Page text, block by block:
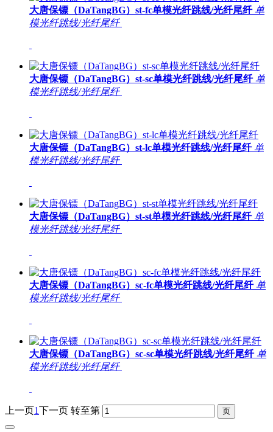
大唐保镖（DaTangBG）st-fc单模光纤跳线/光纤尾纤 单
模光纤跳线/光纤尾纤
大唐保镖（DaTangBG）st-sc单模光纤跳线/光纤尾纤 单
模光纤跳线/光纤尾纤
大唐保镖（DaTangBG）st-lc单模光纤跳线/光纤尾纤 单
模光纤跳线/光纤尾纤
大唐保镖（DaTangBG）st-st单模光纤跳线/光纤尾纤 单
模光纤跳线/光纤尾纤
大唐保镖（DaTangBG）sc-fc单模光纤跳线/光纤尾纤 单
模光纤跳线/光纤尾纤
大唐保镖（DaTangBG）sc-sc单模光纤跳线/光纤尾纤 单
模光纤跳线/光纤尾纤
上一页1下一页 转至第